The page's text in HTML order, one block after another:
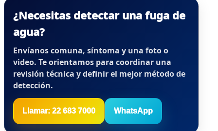
¿Necesitas detectar una fuga de
agua?
Envíanos comuna, síntoma y una foto o
video. Te orientamos para coordinar una
revisión técnica y definir el mejor método de
detección.
Llamar: 22 683 7000 WhatsApp